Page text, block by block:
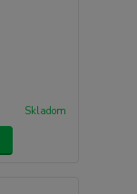
Skladom